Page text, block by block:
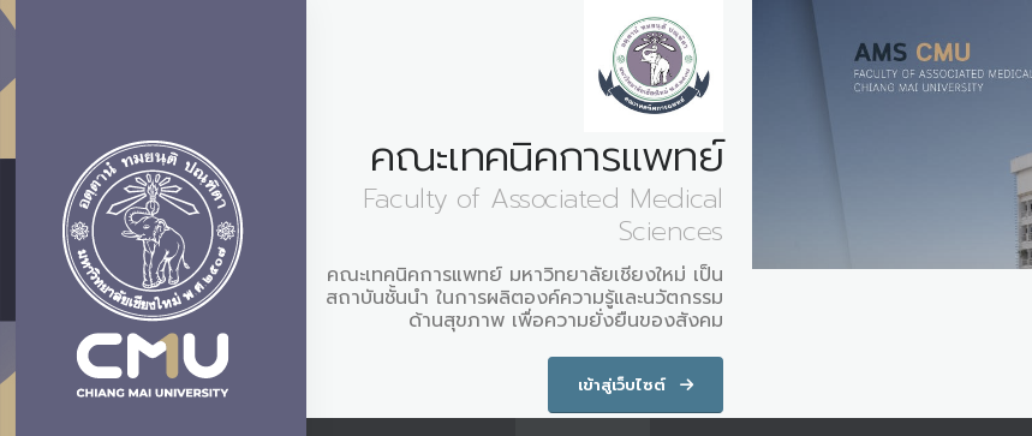
คณะเทคนิคการแพทย์
Faculty of Associated Medical
Sciences
คณะเทคนิคการแพทย์ มหาวิทยาลัยเชียงใหม่ เป็น
สถาบันชั้นนำ ในการผลิตองค์ความรู้และนวัตกรรม
ด้านสุขภาพ เพื่อความยั่งยืนของสังคม
เข้าสู่เว็บไซต์